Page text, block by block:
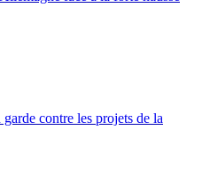
contre les projets de la